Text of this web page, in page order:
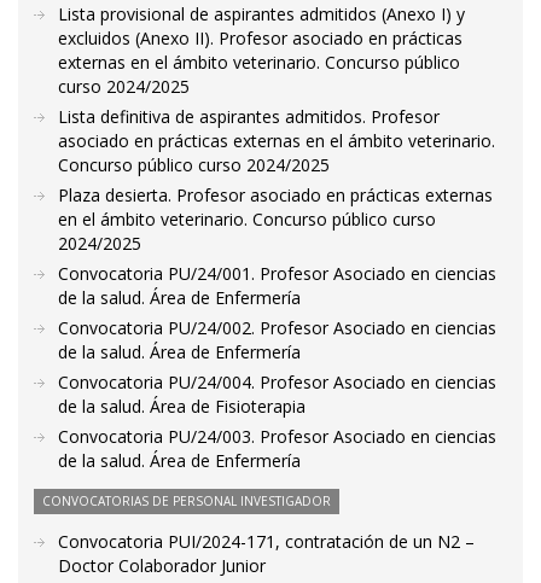
Lista provisional de aspirantes admitidos (Anexo I) y
excluidos (Anexo II). Profesor asociado en prácticas
externas en el ámbito veterinario. Concurso público
curso 2024/2025
Lista definitiva de aspirantes admitidos. Profesor
asociado en prácticas externas en el ámbito veterinario.
Concurso público curso 2024/2025
Plaza desierta. Profesor asociado en prácticas externas
en el ámbito veterinario. Concurso público curso
2024/2025
Convocatoria PU/24/001. Profesor Asociado en ciencias
de la salud. Área de Enfermería
Convocatoria PU/24/002. Profesor Asociado en ciencias
de la salud. Área de Enfermería
Convocatoria PU/24/004. Profesor Asociado en ciencias
de la salud. Área de Fisioterapia
Convocatoria PU/24/003. Profesor Asociado en ciencias
de la salud. Área de Enfermería
CONVOCATORIAS DE PERSONAL INVESTIGADOR
Convocatoria PUI/2024-171, contratación de un N2 –
Doctor Colaborador Junior